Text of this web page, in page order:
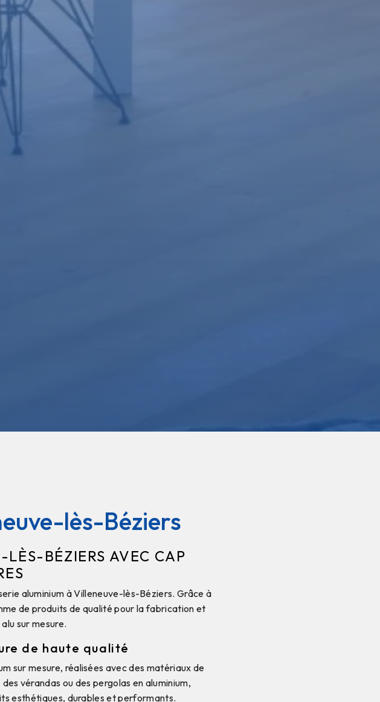
lès-Béziers
BÉZIERS AVEC CAP
aluminium à Villeneuve-lès-Béziers. Grâce à
de produits de qualité pour la fabrication et
sur mesure.
de haute qualité
sur mesure, réalisées avec des matériaux de
vérandas ou des pergolas en aluminium,
esthétiques, durables et performants.